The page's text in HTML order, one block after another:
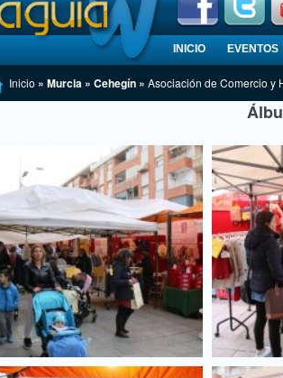
INICIO EVENTOS
Inicio » Murcia » Cehegín » Asociación de Comercio y